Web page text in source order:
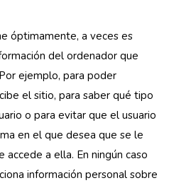
óptimamente, a veces es
del ordenador que
ejemplo, para poder
el sitio, para saber qué tipo
o para evitar que el usuario
en el que desea que se le
a ella. En ningún caso
información personal sobre